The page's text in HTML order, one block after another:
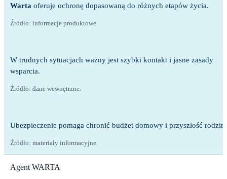
Warta oferuje ochronę dopasowaną do różnych etapów życia.
Źródło: informacje produktowe.
W trudnych sytuacjach ważny jest szybki kontakt i jasne zasady
wsparcia.
Źródło: dane wewnętrzne.
Ubezpieczenie pomaga chronić budżet domowy i przyszłość
Źródło: materiały informacyjne.
Agent WARTA